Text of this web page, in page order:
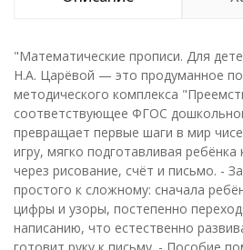
"Математические прописи. Для
Н.А. Царёвой — это продуманное
методического комплекса
соответствующее ФГОС
превращает первые шаги в мир
игру, мягко подготавливая
через рисование, счёт и письмо. -
простого к сложному: сначала
цифры и узоры, постепенно
написанию, что естественно